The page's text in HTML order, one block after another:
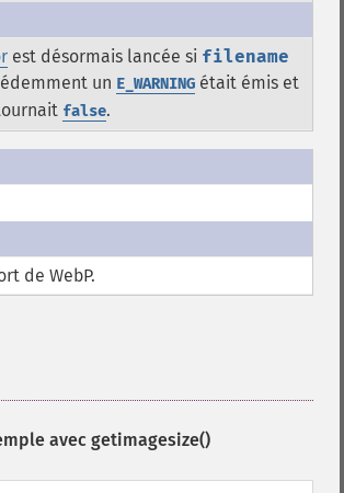
est désormais lancée si filename
un E_WARNING était émis et
false.
de WebP.
avec getimagesize()